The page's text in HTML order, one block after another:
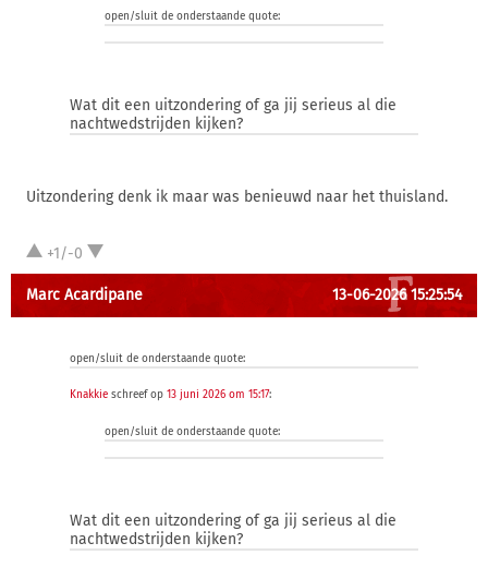
open/sluit de onderstaande quote:
Wat dit een uitzondering of ga jij serieus al die
nachtwedstrijden kijken?
Uitzondering denk ik maar was benieuwd naar het thuisland.
+1/-0
Marc Acardipane 13-06-2026 15:25:54
open/sluit de onderstaande quote:
Knakkie schreef op 13 juni 2026 om 15:17:
open/sluit de onderstaande quote:
Wat dit een uitzondering of ga jij serieus al die
nachtwedstrijden kijken?